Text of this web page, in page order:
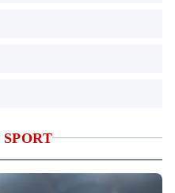
SPORT